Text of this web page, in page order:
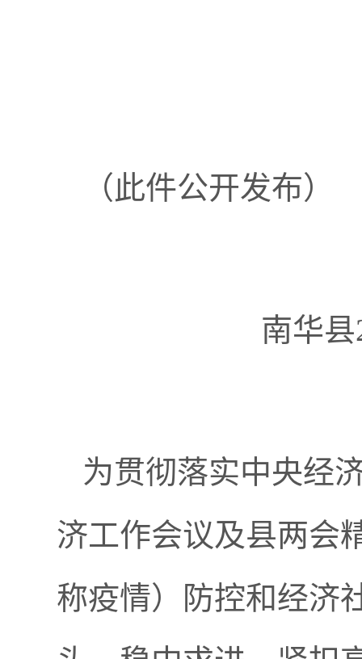
（此件公开发布）
南华
为贯彻落实中央经
济工作会议及县两会
称疫情）防控和经济